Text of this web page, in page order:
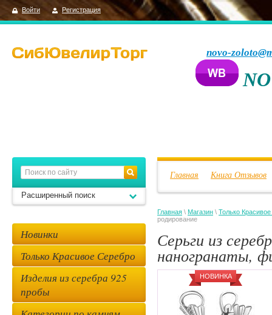
Войти Регистрация
novo-
Главная Книга Отзывов
Главная \ Магазин \ Только
родирование
Серьги из
наногранаты,
НОВИНКА
Расширенный поиск
Новинки
Только Красивое Серебро
Изделия из серебра 925
пробы